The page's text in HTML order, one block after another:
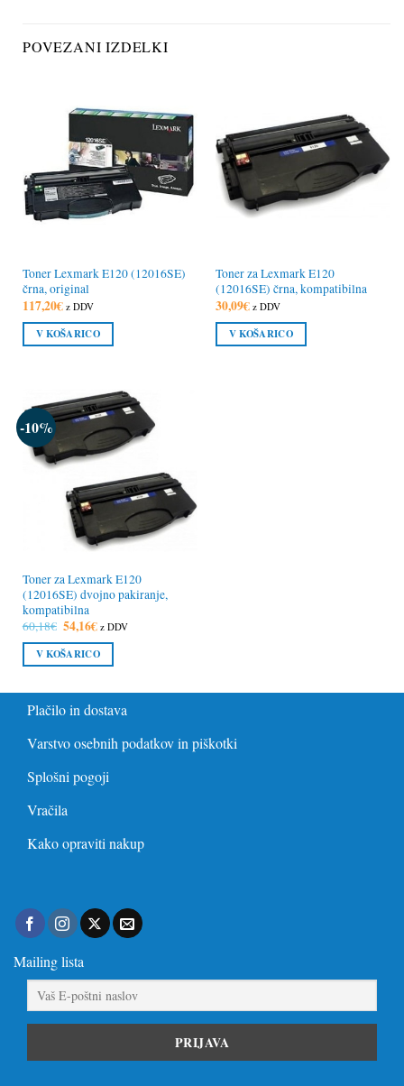
POVEZANI IZDELKI
Toner Lexmark E120 (12016SE)
črna, original
117,20€ z DDV
V KOŠARICO
Toner za Lexmark E120
(12016SE) črna, kompatibilna
30,09€ z DDV
V KOŠARICO
-10%
Toner za Lexmark E120
(12016SE) dvojno pakiranje,
kompatibilna
60,18€ Izvirna
cena
je
bila:
54,16€Trenutna
je:
54,16€.
z DDV
V KOŠARICO
Plačilo in dostava
Varstvo osebnih podatkov in piškotki
Splošni pogoji
Vračila
Kako opraviti nakup
Mailing lista